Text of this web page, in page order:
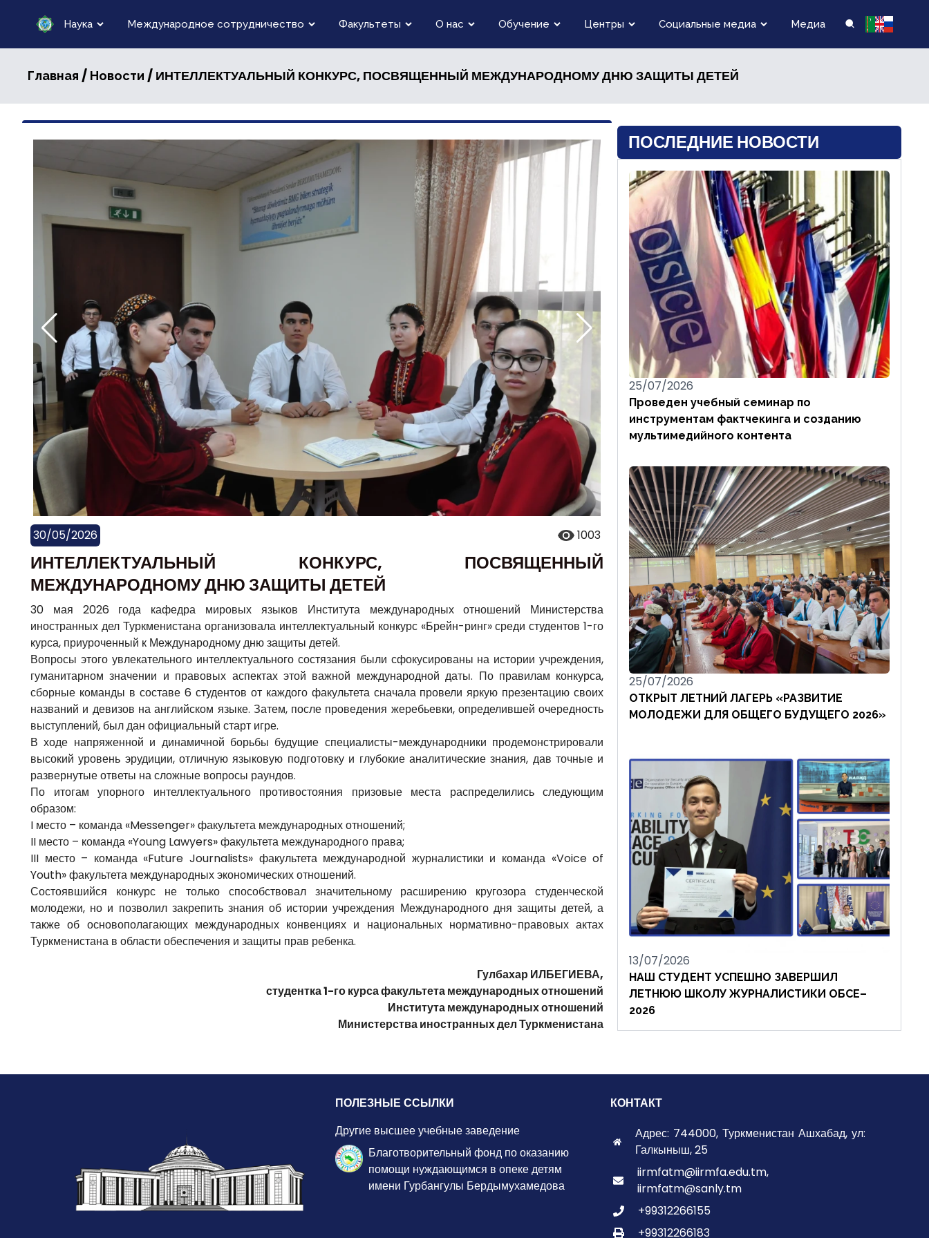
Наука Международное сотрудничество Факультеты О нас Обучение Центры Социальные медиа Медиа
Главная / Новости / ИНТЕЛЛЕКТУАЛЬНЫЙ КОНКУРС, ПОСВЯЩЕННЫЙ МЕЖДУНАРОДНОМУ ДНЮ ЗАЩИТЫ ДЕТЕЙ
30/05/2026 1003
ИНТЕЛЛЕКТУАЛЬНЫЙ КОНКУРС, ПОСВЯЩЕННЫЙ
МЕЖДУНАРОДНОМУ ДНЮ ЗАЩИТЫ ДЕТЕЙ
30 мая 2026 года кафедра мировых языков Института международных отношений Министерства
иностранных дел Туркменистана организовала интеллектуальный конкурс «Брейн-ринг» среди студентов 1-го
курса, приуроченный к Международному дню защиты детей.
Вопросы этого увлекательного интеллектуального состязания были сфокусированы на истории учреждения,
гуманитарном значении и правовых аспектах этой важной международной даты. По правилам конкурса,
сборные команды в составе 6 студентов от каждого факультета сначала провели яркую презентацию своих
названий и девизов на английском языке. Затем, после проведения жеребьевки, определившей очередность
выступлений, был дан официальный старт игре.
В ходе напряженной и динамичной борьбы будущие специалисты-международники продемонстрировали
высокий уровень эрудиции, отличную языковую подготовку и глубокие аналитические знания, дав точные и
развернутые ответы на сложные вопросы раундов.
По итогам упорного интеллектуального противостояния призовые места распределились следующим
образом:
I место – команда «Messenger» факультета международных отношений;
II место – команда «Young Lawyers» факультета международного права;
III место – команда «Future Journalists» факультета международной журналистики и команда «Voice of
Youth» факультета международных экономических отношений.
Состоявшийся конкурс не только способствовал значительному расширению кругозора студенческой
молодежи, но и позволил закрепить знания об истории учреждения Международного дня защиты детей, а
также об основополагающих международных конвенциях и национальных нормативно-правовых актах
Туркменистана в области обеспечения и защиты прав ребенка.
Гулбахар ИЛБЕГИЕВА,
студентка 1-го курса факультета международных отношений
Института международных отношений
Министерства иностранных дел Туркменистана
ПОСЛЕДНИЕ НОВОСТИ
25/07/2026
Проведен учебный семинар по
инструментам фактчекинга и созданию
мультимедийного контента
25/07/2026
ОТКРЫТ ЛЕТНИЙ ЛАГЕРЬ «РАЗВИТИЕ
МОЛОДЕЖИ ДЛЯ ОБЩЕГО БУДУЩЕГО 2026»
13/07/2026
НАШ СТУДЕНТ УСПЕШНО ЗАВЕРШИЛ
ЛЕТНЮЮ ШКОЛУ ЖУРНАЛИСТИКИ ОБСЕ–
2026
ПОЛЕЗНЫЕ ССЫЛКИ
Другие высшее учебные заведение
Благотворительный фонд по оказанию
помощи нуждающимся в опеке детям
имени Гурбангулы Бердымухамедова
КОНТАКТ
Адрес: 744000, Туркменистан Ашхабад, ул:
Галкыныш, 25
iirmfatm@iirmfa.edu.tm,
iirmfatm@sanly.tm
+99312266155
+99312266183